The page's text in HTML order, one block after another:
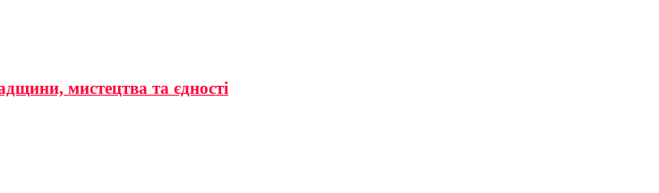
мистецтва та єдності